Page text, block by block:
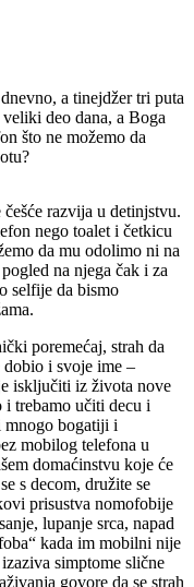
a tinejdžer tri puta
deo dana, a Boga
što ne možemo da
razvija u detinjstvu.
nego toalet i četkicu
da mu odolimo ni na
na njega čak i za
selfije da bismo
poremećaj, strah da
i svoje ime –
isključiti iz života nove
i trebamo učiti decu i
mnogo bogatiji i
mobilog telefona u
domaćinstvu koje će
s decom, družite se
prisustva nomofobije
lupanje srca, napad
kada im mobilni nije
simptome slične
govore da se strah